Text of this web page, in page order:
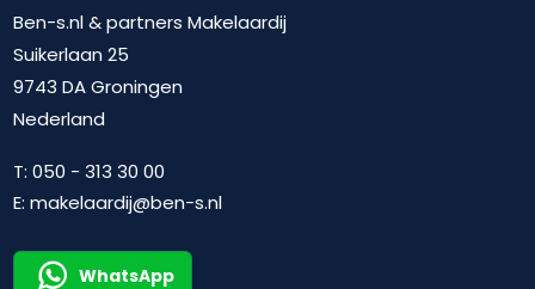
Ben-s.nl & partners Makelaardij
Suikerlaan 25
9743 DA Groningen
Nederland
T:050 - 313 30 00
E:makelaardij@ben-s.nl
WhatsApp